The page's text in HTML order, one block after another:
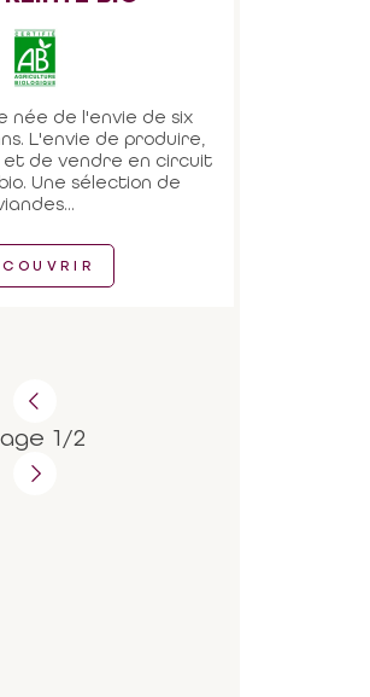
née de l'envie de six
L'envie de produire,
de vendre en circuit
Une sélection de
1/2